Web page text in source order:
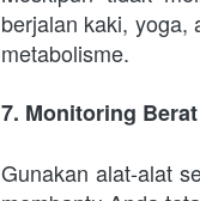
berjalan kaki, yoga,
metabolisme.
7. Monitoring
Gunakan alat-alat